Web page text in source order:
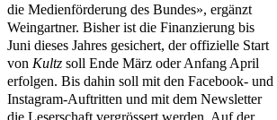
die Medienförderung des Bundes», ergänzt
Weingartner. Bisher ist die Finanzierung bis
Juni dieses Jahres gesichert, der offizielle Start
von Kultz soll Ende März oder Anfang April
erfolgen. Bis dahin soll mit den Facebook- und
Instagram-Auftritten und mit dem Newsletter
die Leserschaft vergrössert werden. Auf der